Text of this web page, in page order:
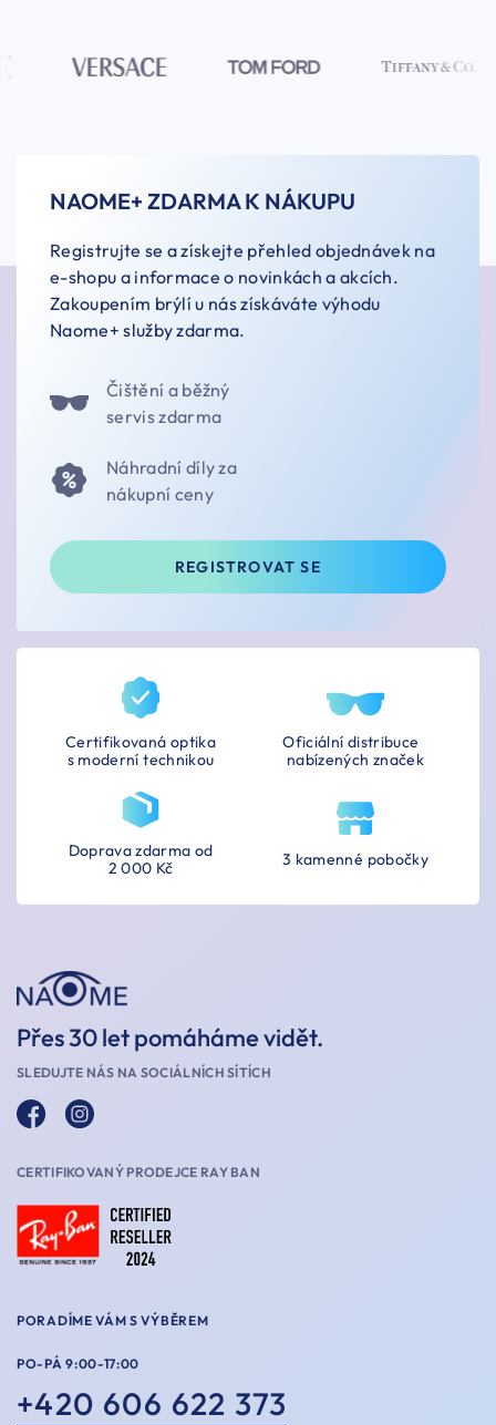
NAOME+ ZDARMA K NÁKUPU
Registrujte se a získejte přehled objednávek na
e-shopu a informace o novinkách a akcích.
Zakoupením brýlí u nás získáváte výhodu
Naome+ služby zdarma.
Čištění a běžný
servis zdarma
Náhradní díly za
nákupní ceny
REGISTROVAT SE
Certifikovaná optika
s moderní technikou
Oficiální distribuce
nabízených značek
3 kamenné pobočky
Doprava zdarma od
2 000 Kč
Přes 30 let pomáháme vidět.
SLEDUJTE NÁS NA SOCIÁLNÍCH SÍTÍCH
CERTIFIKOVANÝ PRODEJCE RAY BAN
PORADÍME VÁM S VÝBĚREM
PO-PÁ 9:00-17:00
+420 606 622 373